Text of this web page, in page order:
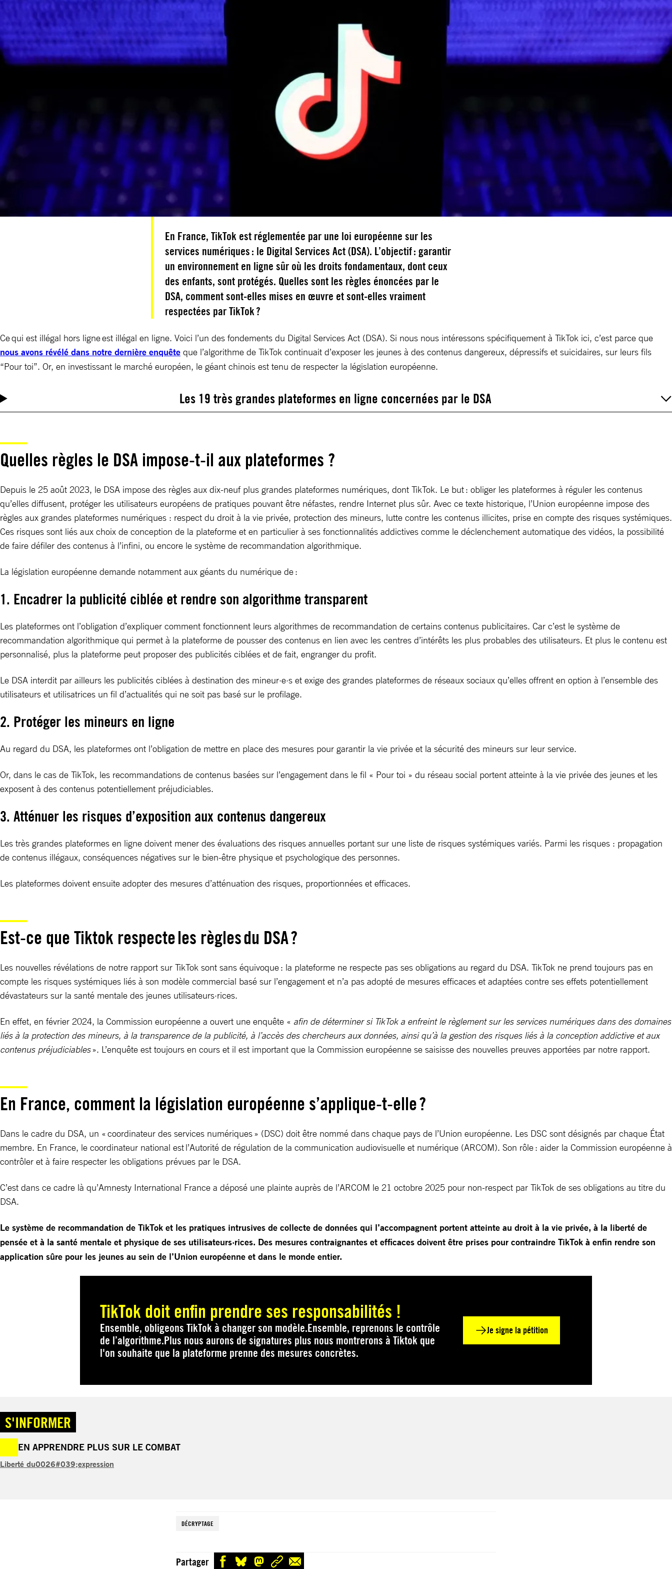
En France, TikTok est réglementée par une loi européenne sur les
services numériques : le Digital Services Act (DSA). L’objectif : garantir
un environnement en ligne sûr où les droits fondamentaux, dont ceux
des enfants, sont protégés. Quelles sont les règles énoncées par le
DSA, comment sont-elles mises en œuvre et sont-elles vraiment
respectées par TikTok ?
Ce qui est illégal hors ligne est illégal en ligne. Voici l’un des fondements du Digital Services Act (DSA). Si nous nous intéressons spécifiquement à TikTok ici, c’est parce que
nous avons révélé dans notre dernière enquête que l’algorithme de TikTok continuait d’exposer les jeunes à des contenus dangereux, dépressifs et suicidaires, sur leurs fils
“Pour toi”. Or, en investissant le marché européen, le géant chinois est tenu de respecter la législation européenne.
Les 19 très grandes plateformes en ligne concernées par le DSA
Quelles règles le DSA impose-t-il aux plateformes ?
Depuis le 25 août 2023, le DSA impose des règles aux dix-neuf plus grandes plateformes numériques, dont TikTok. Le but : obliger les plateformes à réguler les contenus
qu’elles diffusent, protéger les utilisateurs européens de pratiques pouvant être néfastes, rendre Internet plus sûr. Avec ce texte historique, l’Union européenne impose des
règles aux grandes plateformes numériques : respect du droit à la vie privée, protection des mineurs, lutte contre les contenus illicites, prise en compte des risques systémiques.
Ces risques sont liés aux choix de conception de la plateforme et en particulier à ses fonctionnalités addictives comme le déclenchement automatique des vidéos, la possibilité
de faire défiler des contenus à l’infini, ou encore le système de recommandation algorithmique.
La législation européenne demande notamment aux géants du numérique de :
1. Encadrer la publicité ciblée et rendre son algorithme transparent
Les plateformes ont l’obligation d’expliquer comment fonctionnent leurs algorithmes de recommandation de certains contenus publicitaires. Car c’est le système de
recommandation algorithmique qui permet à la plateforme de pousser des contenus en lien avec les centres d’intérêts les plus probables des utilisateurs. Et plus le contenu est
personnalisé, plus la plateforme peut proposer des publicités ciblées et de fait, engranger du profit.
Le DSA interdit par ailleurs les publicités ciblées à destination des mineur·e·s et exige des grandes plateformes de réseaux sociaux qu’elles offrent en option à l’ensemble des
utilisateurs et utilisatrices un fil d’actualités qui ne soit pas basé sur le profilage.
2. Protéger les mineurs en ligne
Au regard du DSA, les plateformes ont l’obligation de mettre en place des mesures pour garantir la vie privée et la sécurité des mineurs sur leur service.
Or, dans le cas de TikTok, les recommandations de contenus basées sur l’engagement dans le fil « Pour toi » du réseau social portent atteinte à la vie privée des jeunes et les
exposent à des contenus potentiellement préjudiciables.
3. Atténuer les risques d’exposition aux contenus dangereux
Les très grandes plateformes en ligne doivent mener des évaluations des risques annuelles portant sur une liste de risques systémiques variés. Parmi les risques : propagation
de contenus illégaux, conséquences négatives sur le bien-être physique et psychologique des personnes.
Les plateformes doivent ensuite adopter des mesures d’atténuation des risques, proportionnées et efficaces.
Est-ce que Tiktok respecte les règles du DSA ?
Les nouvelles révélations de notre rapport sur TikTok sont sans équivoque : la plateforme ne respecte pas ses obligations au regard du DSA. TikTok ne prend toujours pas en
compte les risques systémiques liés à son modèle commercial basé sur l’engagement et n’a pas adopté de mesures efficaces et adaptées contre ses effets potentiellement
dévastateurs sur la santé mentale des jeunes utilisateurs·rices.
En effet, en février 2024, la Commission européenne a ouvert une enquête « afin de déterminer si TikTok a enfreint le règlement sur les services numériques dans des domaines
liés à la protection des mineurs, à la transparence de la publicité, à l’accès des chercheurs aux données, ainsi qu’à la gestion des risques liés à la conception addictive et aux
contenus préjudiciables». L’enquête est toujours en cours et il est important que la Commission européenne se saisisse des nouvelles preuves apportées par notre rapport.
En France, comment la législation européenne s’applique-t-elle ?
Dans le cadre du DSA, un « coordinateur des services numériques » (DSC) doit être nommé dans chaque pays de l’Union européenne. Les DSC sont désignés par chaque État
membre. En France, le coordinateur national est l’Autorité de régulation de la communication audiovisuelle et numérique (ARCOM). Son rôle : aider la Commission européenne à
contrôler et à faire respecter les obligations prévues par le DSA.
C’est dans ce cadre là qu’Amnesty International France a déposé une plainte auprès de l’ARCOM le 21 octobre 2025 pour non-respect par TikTok de ses obligations au titre du
DSA.
Le système de recommandation de TikTok et les pratiques intrusives de collecte de données qui l’accompagnent portent atteinte au droit à la vie privée, à la liberté de
pensée et à la santé mentale et physique de ses utilisateurs·rices. Des mesures contraignantes et efficaces doivent être prises pour contraindre TikTok à enfin rendre son
application sûre pour les jeunes au sein de l’Union européenne et dans le monde entier.
TikTok doit enfin prendre ses responsabilités !
Ensemble, obligeons TikTok à changer son modèle.Ensemble, reprenons le contrôle
de l’algorithme.Plus nous aurons de signatures plus nous montrerons à Tiktok que
l'on souhaite que la plateforme prenne des mesures concrètes.
Je signe la pétition
S'INFORMER
EN APPRENDRE PLUS SUR LE COMBAT
Liberté du0026#039;expression
DÉCRYPTAGE
Partager